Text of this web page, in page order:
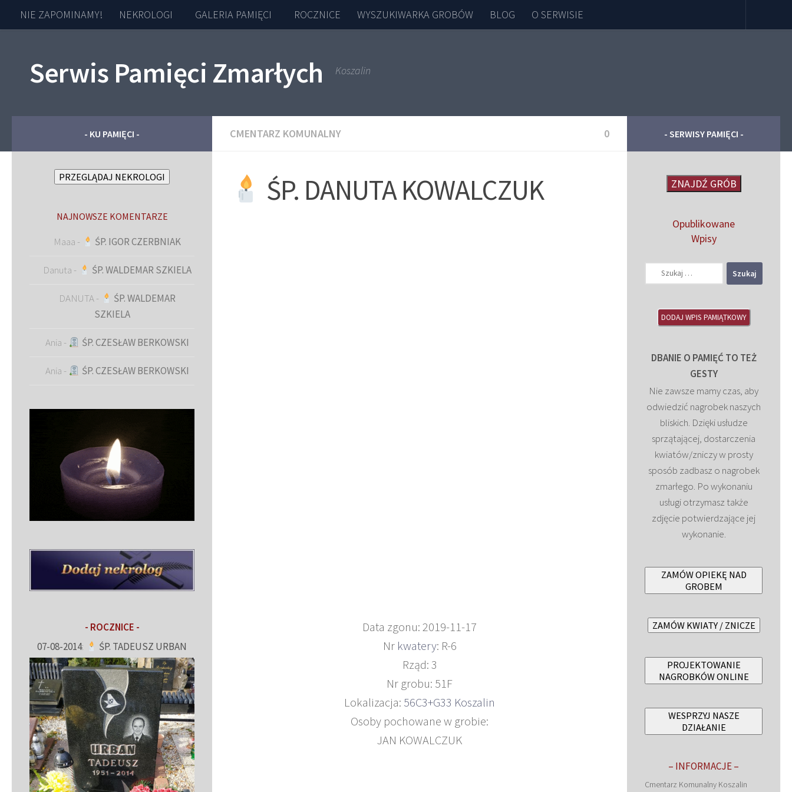
Skip to content
NIE ZAPOMINAMY! NEKROLOGI GALERIA PAMIĘCI ROCZNICE WYSZUKIWARKA GROBÓW BLOG O SERWISIE
Serwis Pamięci Zmarłych Koszalin
CMENTARZ KOMUNALNY 0
ŚP. DANUTA KOWALCZUK
Data zgonu: 2019-11-17
Nr kwatery: R-6
Rząd: 3
Nr grobu: 51F
Lokalizacja: 56C3+G33 Koszalin
Osoby pochowane w grobie:
JAN KOWALCZUK
- KU PAMIĘCI -
PRZEGLĄDAJ NEKROLOGI
NAJNOWSZE KOMENTARZE
Maaa - ŚP. IGOR CZERBNIAK
Danuta - ŚP. WALDEMAR SZKIELA
DANUTA-
ŚP. WALDEMAR
SZKIELA
Ania - ŚP. CZESŁAW BERKOWSKI
Ania - ŚP. CZESŁAW BERKOWSKI
- ROCZNICE -
07-08-2014: ŚP. TADEUSZ URBAN
- SERWISY PAMIĘCI -
ZNAJDŹ GRÓB
Opublikowane
Wpisy
DODAJ WPIS PAMIĄTKOWY
DBANIE O PAMIĘĆ TO TEŻ
GESTY
Nie zawsze mamy czas, aby
odwiedzić nagrobek naszych
bliskich. Dzięki usłudze
sprzątającej, dostarczenia
kwiatów/zniczy w prosty
sposób zadbasz o nagrobek
zmarłego. Po wykonaniu
usługi otrzymasz także
zdjęcie potwierdzające jej
wykonanie.
ZAMÓW OPIEKĘ NAD
GROBEM
ZAMÓW KWIATY / ZNICZE
PROJEKTOWANIE
NAGROBKÓW ONLINE
WESPRZYJ NASZE
DZIAŁANIE
– INFORMACJE –
Cmentarz Komunalny Koszalin